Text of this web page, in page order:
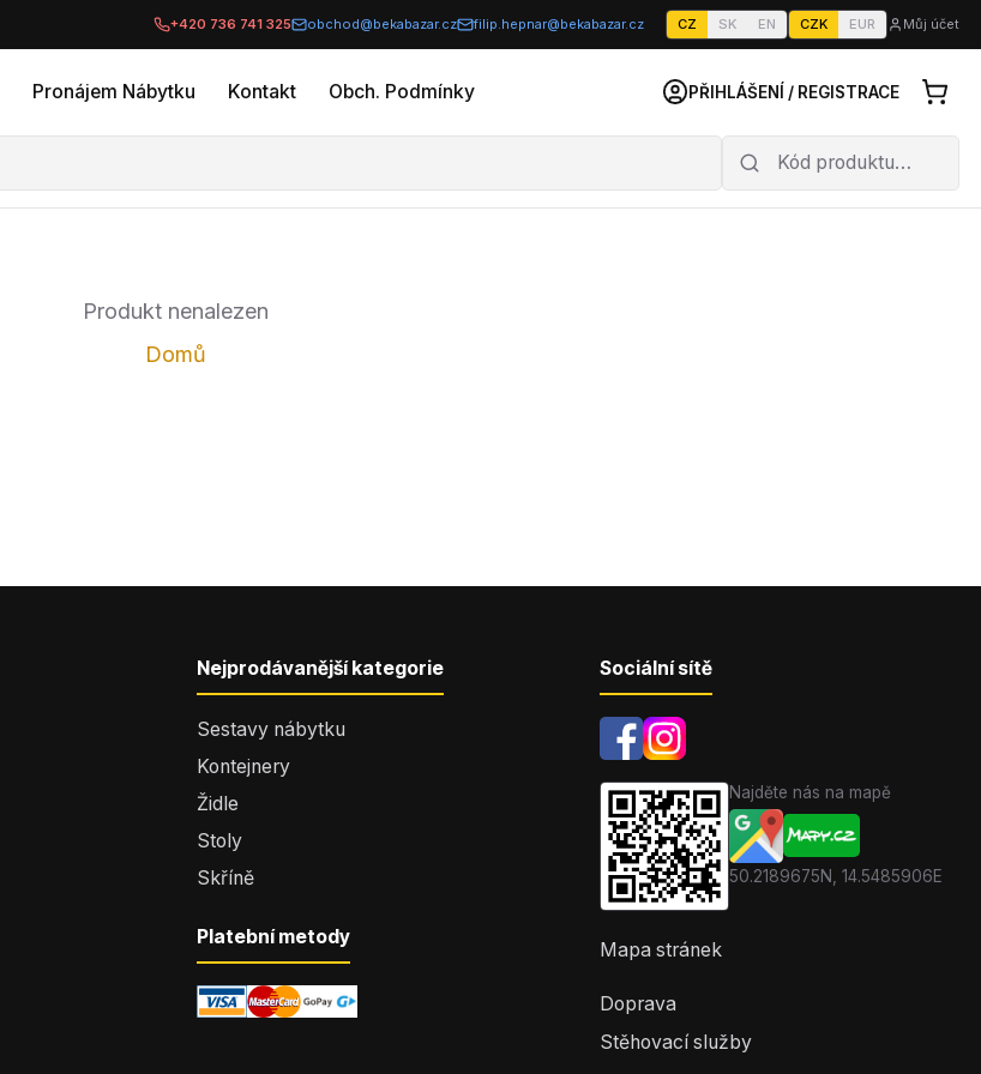
+420 736 741 325 obchod@bekabazar.cz filip.hepnar@bekabazar.cz CZ SK EN CZK EUR Můj účet
Pronájem Nábytku Kontakt Obch. Podmínky PŘIHLÁŠENÍ / REGISTRACE
Produkt nenalezen
Domů
Nejprodávanější kategorie
Sestavy nábytku
Kontejnery
Židle
Stoly
Skříně
Platební metody
Sociální sítě
Najděte nás na mapě
50.2189675N, 14.5485906E
Mapa stránek
Doprava
Stěhovací služby